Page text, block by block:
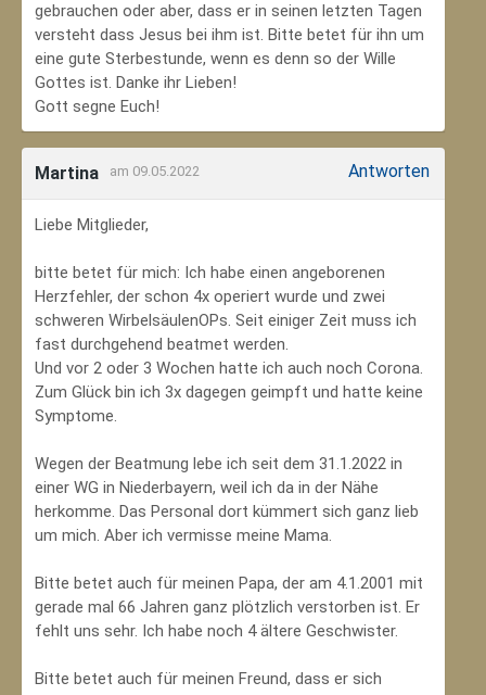
gebrauchen oder aber, dass er in seinen letzten Tagen
versteht dass Jesus bei ihm ist. Bitte betet für ihn um
eine gute Sterbestunde, wenn es denn so der Wille
Gottes ist. Danke ihr Lieben!
Gott segne Euch!
Martina am 09.05.2022 Antworten
Liebe Mitglieder,
bitte betet für mich: Ich habe einen angeborenen
Herzfehler, der schon 4x operiert wurde und zwei
schweren WirbelsäulenOPs. Seit einiger Zeit muss ich
fast durchgehend beatmet werden.
Und vor 2 oder 3 Wochen hatte ich auch noch Corona.
Zum Glück bin ich 3x dagegen geimpft und hatte keine
Symptome.
Wegen der Beatmung lebe ich seit dem 31.1.2022 in
einer WG in Niederbayern, weil ich da in der Nähe
herkomme. Das Personal dort kümmert sich ganz lieb
um mich. Aber ich vermisse meine Mama.
Bitte betet auch für meinen Papa, der am 4.1.2001 mit
gerade mal 66 Jahren ganz plötzlich verstorben ist. Er
fehlt uns sehr. Ich habe noch 4 ältere Geschwister.
Bitte betet auch für meinen Freund, dass er sich